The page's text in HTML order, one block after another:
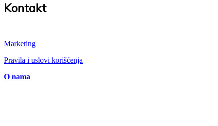
Kontakt
Marketing
Pravila i uslovi korišćenja
O nama